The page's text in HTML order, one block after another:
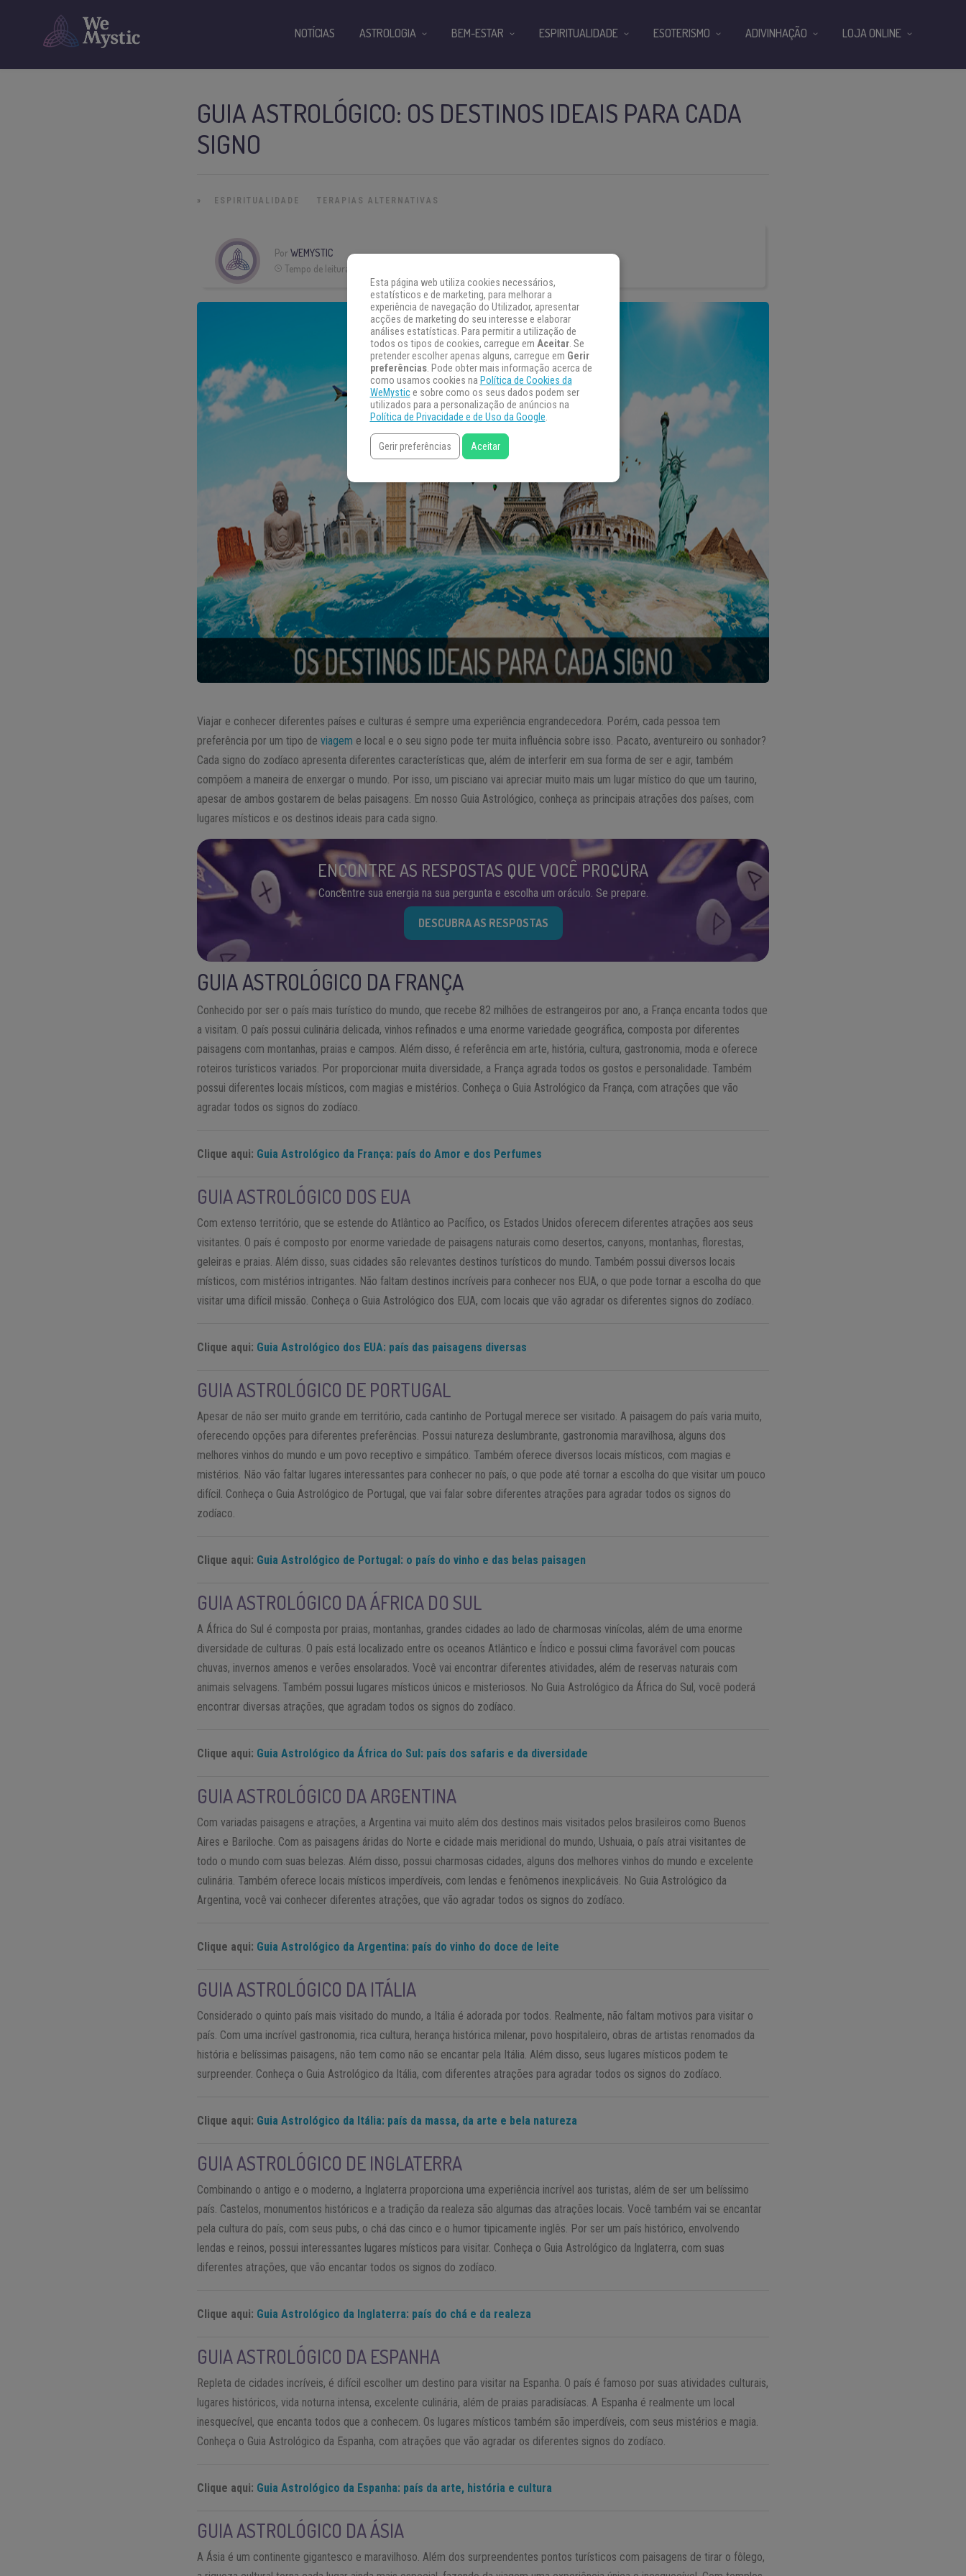
GUIA ASTROLÓGICO: OS DESTINOS IDEAIS PARA CADA
SIGNO
» ESPIRITUALIDADE TERAPIAS ALTERNATIVAS
PorWEMYSTIC
Tempo de leitura:
Viajar e conhecer diferentes países e culturas é sempre uma experiência engrandecedora. Porém, cada pessoa tem
preferência por um tipo deviagem e local e o seu signo pode ter muita influência sobre isso. Pacato, aventureiro ou sonhador?
Cada signo do zodíaco apresenta diferentes características que, além de interferir em sua forma de ser e agir, também
compõem a maneira de enxergar o mundo. Por isso, um pisciano vai apreciar muito mais um lugar místico do que um taurino,
apesar de ambos gostarem de belas paisagens. Em nosso Guia Astrológico, conheça as principais atrações dos países, com
lugares místicos e os destinos ideais para cada signo.
ENCONTRE AS RESPOSTAS QUE VOCÊ PROCURA
Concentre sua energia na sua pergunta e escolha um oráculo. Se prepare.
DESCUBRA AS RESPOSTAS
GUIA ASTROLÓGICO DA FRANÇA
Conhecido por ser o país mais turístico do mundo, que recebe 82 milhões de estrangeiros por ano, a França encanta todos que
a visitam. O país possui culinária delicada, vinhos refinados e uma enorme variedade geográfica, composta por diferentes
paisagens com montanhas, praias e campos. Além disso, é referência em arte, história, cultura, gastronomia, moda e oferece
roteiros turísticos variados. Por proporcionar muita diversidade, a França agrada todos os gostos e personalidade. Também
possui diferentes locais místicos, com magias e mistérios. Conheça o Guia Astrológico da França, com atrações que vão
agradar todos os signos do zodíaco.
Clique aqui: Guia Astrológico da França: país do Amor e dos Perfumes
GUIA ASTROLÓGICO DOS EUA
Com extenso território, que se estende do Atlântico ao Pacífico, os Estados Unidos oferecem diferentes atrações aos seus
visitantes. O país é composto por enorme variedade de paisagens naturais como desertos, canyons, montanhas, florestas,
geleiras e praias. Além disso, suas cidades são relevantes destinos turísticos do mundo. Também possui diversos locais
místicos, com mistérios intrigantes. Não faltam destinos incríveis para conhecer nos EUA, o que pode tornar a escolha do que
visitar uma difícil missão. Conheça o Guia Astrológico dos EUA, com locais que vão agradar os diferentes signos do zodíaco.
Clique aqui: Guia Astrológico dos EUA: país das paisagens diversas
GUIA ASTROLÓGICO DE PORTUGAL
Apesar de não ser muito grande em território, cada cantinho de Portugal merece ser visitado. A paisagem do país varia muito,
oferecendo opções para diferentes preferências. Possui natureza deslumbrante, gastronomia maravilhosa, alguns dos
melhores vinhos do mundo e um povo receptivo e simpático. Também oferece diversos locais místicos, com magias e
mistérios. Não vão faltar lugares interessantes para conhecer no país, o que pode até tornar a escolha do que visitar um pouco
difícil. Conheça o Guia Astrológico de Portugal, que vai falar sobre diferentes atrações para agradar todos os signos do
zodíaco.
Clique aqui: Guia Astrológico de Portugal: o país do vinho e das belas paisagen
GUIA ASTROLÓGICO DA ÁFRICA DO SUL
A África do Sul é composta por praias, montanhas, grandes cidades ao lado de charmosas vinícolas, além de uma enorme
diversidade de culturas. O país está localizado entre os oceanos Atlântico e Índico e possui clima favorável com poucas
chuvas, invernos amenos e verões ensolarados. Você vai encontrar diferentes atividades, além de reservas naturais com
animais selvagens. Também possui lugares místicos únicos e misteriosos. No Guia Astrológico da África do Sul, você poderá
encontrar diversas atrações, que agradam todos os signos do zodíaco.
Clique aqui: Guia Astrológico da África do Sul: país dos safaris e da diversidade
GUIA ASTROLÓGICO DA ARGENTINA
Com variadas paisagens e atrações, a Argentina vai muito além dos destinos mais visitados pelos brasileiros como Buenos
Aires e Bariloche. Com as paisagens áridas do Norte e cidade mais meridional do mundo, Ushuaia, o país atrai visitantes de
todo o mundo com suas belezas. Além disso, possui charmosas cidades, alguns dos melhores vinhos do mundo e excelente
culinária. Também oferece locais místicos imperdíveis, com lendas e fenômenos inexplicáveis. No Guia Astrológico da
Argentina, você vai conhecer diferentes atrações, que vão agradar todos os signos do zodíaco.
Clique aqui: Guia Astrológico da Argentina: país do vinho do doce de leite
GUIA ASTROLÓGICO DA ITÁLIA
Considerado o quinto país mais visitado do mundo, a Itália é adorada por todos. Realmente, não faltam motivos para visitar o
país. Com uma incrível gastronomia, rica cultura, herança histórica milenar, povo hospitaleiro, obras de artistas renomados da
história e belíssimas paisagens, não tem como não se encantar pela Itália. Além disso, seus lugares místicos podem te
surpreender. Conheça o Guia Astrológico da Itália, com diferentes atrações para agradar todos os signos do zodíaco.
Clique aqui: Guia Astrológico da Itália: país da massa, da arte e bela natureza
GUIA ASTROLÓGICO DE INGLATERRA
Combinando o antigo e o moderno, a Inglaterra proporciona uma experiência incrível aos turistas, além de ser um belíssimo
país. Castelos, monumentos históricos e a tradição da realeza são algumas das atrações locais. Você também vai se encantar
pela cultura do país, com seus pubs, o chá das cinco e o humor tipicamente inglês. Por ser um país histórico, envolvendo
lendas e reinos, possui interessantes lugares místicos para visitar. Conheça o Guia Astrológico da Inglaterra, com suas
diferentes atrações, que vão encantar todos os signos do zodíaco.
Clique aqui: Guia Astrológico da Inglaterra: país do chá e da realeza
GUIA ASTROLÓGICO DA ESPANHA
Repleta de cidades incríveis, é difícil escolher um destino para visitar na Espanha. O país é famoso por suas atividades culturais,
lugares históricos, vida noturna intensa, excelente culinária, além de praias paradisíacas. A Espanha é realmente um local
inesquecível, que encanta todos que a conhecem. Os lugares místicos também são imperdíveis, com seus mistérios e magia.
Conheça o Guia Astrológico da Espanha, com atrações que vão agradar os diferentes signos do zodíaco.
Clique aqui: Guia Astrológico da Espanha: país da arte, história e cultura
GUIA ASTROLÓGICO DA ÁSIA
A Ásia é um continente gigantesco e maravilhoso. Além dos surpreendentes pontos turísticos com paisagens de tirar o fôlego,
NOTÍCIAS ASTROLOGIA BEM-ESTAR ESPIRITUALIDADE ESOTERISMO ADIVINHAÇÃO LOJA ONLINE
Esta página web utiliza cookies necessários,
estatísticos e de marketing, para melhorar a
experiência de navegação do Utilizador, apresentar
acções de marketing do seu interesse e elaborar
análises estatísticas. Para permitir a utilização de
todos os tipos de cookies, carregue em Aceitar. Se
pretender escolher apenas alguns, carregue em Gerir
preferências. Pode obter mais informação acerca de
como usamos cookies na Política de Cookies da
WeMystice sobre como os seus dados podem ser
utilizados para a personalização de anúncios na
Política de Privacidade e de Uso da Google.
Gerir preferências Aceitar